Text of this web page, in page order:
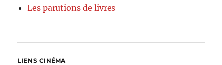
Les parutions de livres
LIENS CINÉMA